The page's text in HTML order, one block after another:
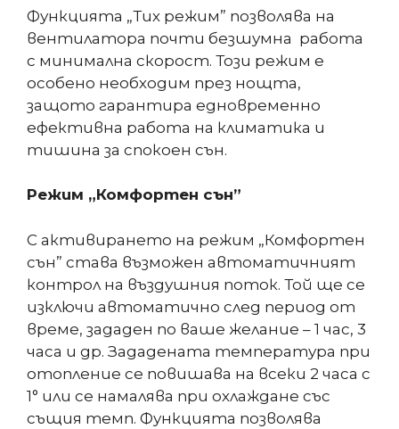
Функцията „Тих режим” позволява на
вентилатора почти безшумна работа
с минимална скорост. Този режим е
особено необходим през нощта,
защото гарантира едновременно
ефективна работа на климатика и
тишина за спокоен сън.
Режим „Комфортен сън”
С активирането на режим „Комфортен
сън” става възможен автоматичният
контрол на въздушния поток. Той ще се
изключи автоматично след период от
време, зададен по ваше желание – 1 час, 3
часа и др. Зададената температура при
отопление се повишава на всеки 2 часа с
1° или се намалява при охлаждане със
същия темп. Функцията позволява